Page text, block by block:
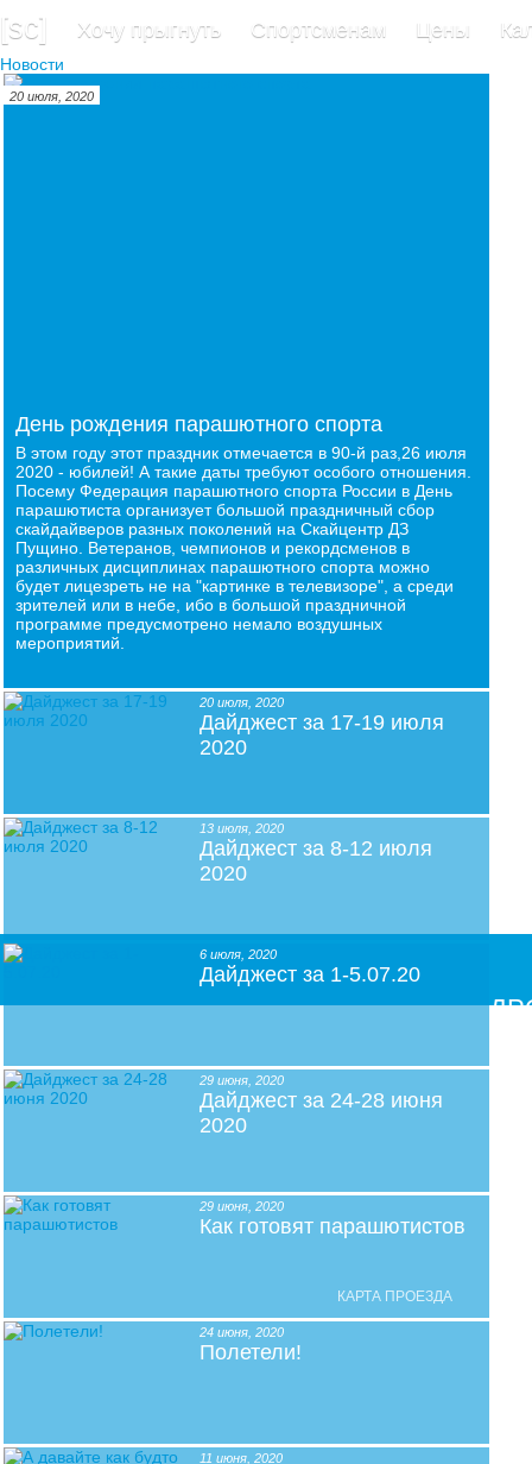
[sc] Хочу прыгнуть Спортсменам Цены
Новости
20 июля, 2020
День рождения парашютного спорта
В этом году этот праздник отмечается в 90-й раз,26 июля
2020 - юбилей! А такие даты требуют особого отношения.
Посему Федерация парашютного спорта России в День
парашютиста организует большой праздничный сбор
скайдайверов разных поколений на Скайцентр ДЗ
Пущино. Ветеранов, чемпионов и рекордсменов в
различных дисциплинах парашютного спорта можно
будет лицезреть не на "картинке в телевизоре", а среди
зрителей или в небе, ибо в большой праздничной
программе предусмотрено немало воздушных
мероприятий.
20 июля, 2020
Дайджест за 17-19 июля
2020
13 июля, 2020
Дайджест за 8-12 июля
2020
6 июля, 2020
Дайджест за 1-5.07.20
29 июня, 2020
Дайджест за 24-28 июня
2020
29 июня, 2020
Как готовят парашютистов
24 июня, 2020
Полетели!
11 июня, 2020
КАРТА ПРОЕЗДА